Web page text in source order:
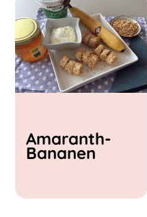
Amaranth-
Bananen